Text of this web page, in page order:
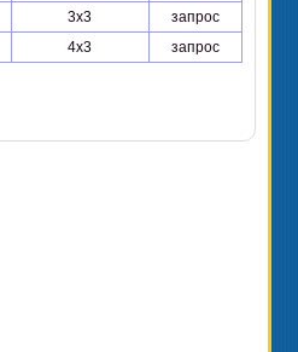
3х3
запрос
4х3 запрос